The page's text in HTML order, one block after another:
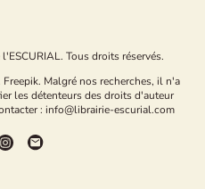
Tous droits réservés.
Malgré nos recherches, il n'a
les détenteurs des droits d'auteur
: info@librairie-escurial.com